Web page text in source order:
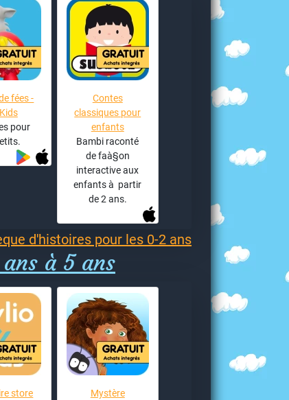
fées -
pour
Contes
classiques pour
enfants
Bambi raconté
de faà§on
interactive aux
enfants à partir
de 2 ans.
d'histoires pour les 0-2 ans
à 5 ans
store
Mystère